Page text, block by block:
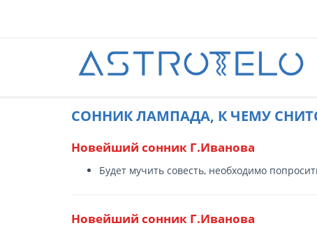
CОННИК ЛАМПАДА, К ЧЕМУ
Новейший сонник Г.Иванова
Будет мучить совесть, необходимо
Новейший сонник Г.Иванова